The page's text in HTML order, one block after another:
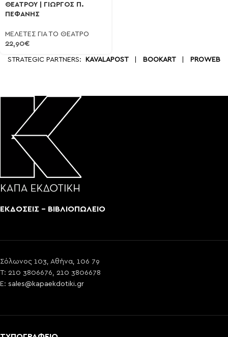
ΘΕΑΤΡΟΥ | ΓΙΩΡΓΟΣ Π.
ΠΕΦΑΝΗΣ
ΜΕΛΕΤΕΣ ΓΙΑ ΤΟ ΘΕΑΤΡΟ
22,90€
STRATEGIC PARTNERS: KAVALAPOST| BOOKART| PROWEB
ΕΚΔΟΣΕΙΣ - ΒΙΒΛΙΟΠΩΛΕΙΟ
Σόλωνος 103, Αθήνα, 106 79
T: 210 3806676, 210 3806678
E: sales@kapaekdotiki.gr